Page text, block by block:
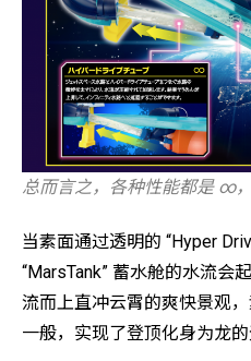
总而言之，各种性能都是 ∞
当素面通过透明的 “Hyper
“MarsTank” 蓄水舱的水流会
流而上直冲云霄的爽快景观
一般，实现了登顶化身为龙的